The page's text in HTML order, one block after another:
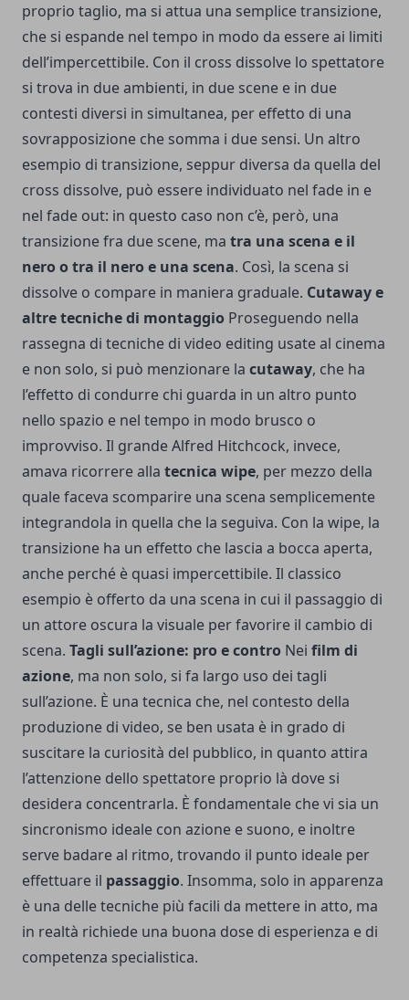
proprio taglio, ma si attua una semplice transizione,
che si espande nel tempo in modo da essere ai limiti
dell’impercettibile. Con il cross dissolve lo spettatore
si trova in due ambienti, in due scene e in due
contesti diversi in simultanea, per effetto di una
sovrapposizione che somma i due sensi. Un altro
esempio di transizione, seppur diversa da quella del
cross dissolve, può essere individuato nel fade in e
nel fade out: in questo caso non c’è, però, una
transizione fra due scene, ma tra una scena e il
nero o tra il nero e una scena. Così, la scena si
dissolve o compare in maniera graduale. Cutaway e
altre tecniche di montaggio Proseguendo nella
rassegna di tecniche di video editing usate al cinema
e non solo, si può menzionare la cutaway, che ha
l’effetto di condurre chi guarda in un altro punto
nello spazio e nel tempo in modo brusco o
improvviso. Il grande Alfred Hitchcock, invece,
amava ricorrere alla tecnica wipe, per mezzo della
quale faceva scomparire una scena semplicemente
integrandola in quella che la seguiva. Con la wipe, la
transizione ha un effetto che lascia a bocca aperta,
anche perché è quasi impercettibile. Il classico
esempio è offerto da una scena in cui il passaggio di
un attore oscura la visuale per favorire il cambio di
scena. Tagli sull’azione: pro e contro Nei film di
azione, ma non solo, si fa largo uso dei tagli
sull’azione. È una tecnica che, nel contesto della
produzione di video, se ben usata è in grado di
suscitare la curiosità del pubblico, in quanto attira
l’attenzione dello spettatore proprio là dove si
desidera concentrarla. È fondamentale che vi sia un
sincronismo ideale con azione e suono, e inoltre
serve badare al ritmo, trovando il punto ideale per
effettuare il passaggio. Insomma, solo in apparenza
è una delle tecniche più facili da mettere in atto, ma
in realtà richiede una buona dose di esperienza e di
competenza specialistica.